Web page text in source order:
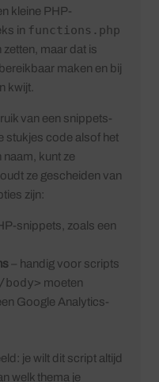
kleine PHP-
in functions.php
maar dat is
maken en bij
kwijt.
van een snippets-
stukjes code alsof het
naam, kunt ze
ze gescheiden van
zijn:
snippets, zoals een
– handig voor scripts
body> moeten
Google Analytics-
je wilt dit script altijd
welk thema je